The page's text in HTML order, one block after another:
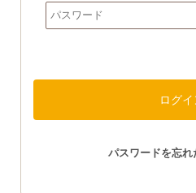
パスワードを忘れ